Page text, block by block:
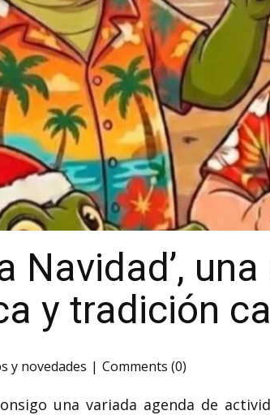
Navidad’,
y tradición
y novedades Comments (0)
una variada agenda de